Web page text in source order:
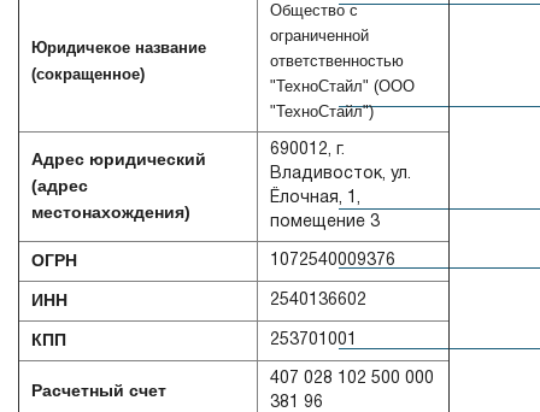
Газ.бензиновые
вилочные
погрузчики
Внедорожные
погрузчики
Ричтраки
Самоходные
электроштабелеры
Самоходные
Юридичекое название
(сокращенное)
Общество с
ограниченной
ответственностью
"ТехноСтайл" (ООО
"ТехноСтайл")
Адрес юридический
(адрес
местонахождения)
690012, г.
Владивосток, ул.
Ёлочная, 1,
помещение 3
ОГРН 1072540009376
ИНН 2540136602
КПП 253701001
Расчетный счет
407 028 102 500 000
381 96